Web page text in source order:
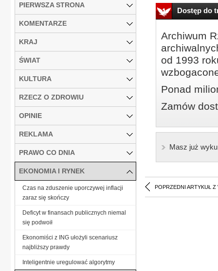
Dostęp do
Archiwum
od 1993
Ponad
Zamów
Masz już
POPRZEDNI ARTYKUŁ Z
PIERWSZA STRONA
KOMENTARZE
KRAJ
ŚWIAT
KULTURA
RZECZ O ZDROWIU
OPINIE
REKLAMA
PRAWO CO DNIA
EKONOMIA I RYNEK
Czas na zduszenie uporczywej inflacji
zaraz się skończy
Deficyt w finansach publicznych niemal
się podwoił
Ekonomiści z ING ułożyli scenariusz
najbliższy prawdy
Inteligentnie uregulować algorytmy